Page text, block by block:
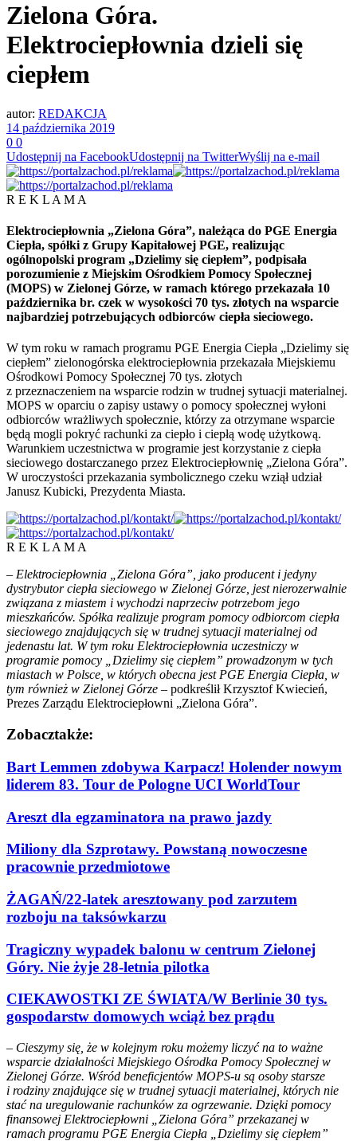
Zielona Góra.
Elektrociepłownia dzieli się
ciepłem
autor: REDAKCJA
14 października 2019
0 0
Udostępnij na FacebookUdostępnij na TwitterWyślij na e-mail
R E K L A M A
Elektrociepłownia „Zielona Góra”, należąca do PGE Energia
Ciepła, spółki z Grupy Kapitałowej PGE, realizując
ogólnopolski program „Dzielimy się ciepłem”, podpisała
porozumienie z Miejskim Ośrodkiem Pomocy Społecznej
(MOPS) w Zielonej Górze, w ramach którego przekazała 10
października br. czek w wysokości 70 tys. złotych na wsparcie
najbardziej potrzebujących odbiorców ciepła sieciowego.
W tym roku w ramach programu PGE Energia Ciepła „Dzielimy się
ciepłem” zielonogórska elektrociepłownia przekazała Miejskiemu
Ośrodkowi Pomocy Społecznej 70 tys. złotych
z przeznaczeniem na wsparcie rodzin w trudnej sytuacji materialnej.
MOPS w oparciu o zapisy ustawy o pomocy społecznej wyłoni
odbiorców wrażliwych społecznie, którzy za otrzymane wsparcie
będą mogli pokryć rachunki za ciepło i ciepłą wodę użytkową.
Warunkiem uczestnictwa w programie jest korzystanie z ciepła
sieciowego dostarczanego przez Elektrociepłownię „Zielona Góra”.
W uroczystości przekazania symbolicznego czeku wziął udział
Janusz Kubicki, Prezydenta Miasta.
R E K L A M A
– Elektrociepłownia „Zielona Góra”, jako producent i jedyny
dystrybutor ciepła sieciowego w Zielonej Górze, jest nierozerwalnie
związana z miastem i wychodzi naprzeciw potrzebom jego
mieszkańców. Spółka realizuje program pomocy odbiorcom ciepła
sieciowego znajdujących się w trudnej sytuacji materialnej od
jedenastu lat. W tym roku Elektrociepłownia uczestniczy w
programie pomocy „Dzielimy się ciepłem” prowadzonym w tych
miastach w Polsce, w których obecna jest PGE Energia Ciepła, w
tym również w Zielonej Górze – podkreślił Krzysztof Kwiecień,
Prezes Zarządu Elektrociepłowni „Zielona Góra”.
Zobacztakże:
Bart Lemmen zdobywa Karpacz! Holender nowym
liderem 83. Tour de Pologne UCI WorldTour
Areszt dla egzaminatora na prawo jazdy
Miliony dla Szprotawy. Powstaną nowoczesne
pracownie przedmiotowe
ŻAGAŃ/22-latek aresztowany pod zarzutem
rozboju na taksówkarzu
Tragiczny wypadek balonu w centrum Zielonej
Góry. Nie żyje 28-letnia pilotka
CIEKAWOSTKI ZE ŚWIATA/W Berlinie 30 tys.
gospodarstw domowych wciąż bez prądu
– Cieszymy się, że w kolejnym roku możemy liczyć na to ważne
wsparcie działalności Miejskiego Ośrodka Pomocy Społecznej w
Zielonej Górze. Wśród beneficjentów MOPS-u są osoby starsze
i rodziny znajdujące się w trudnej sytuacji materialnej, których nie
stać na uregulowanie rachunków za ogrzewanie. Dzięki pomocy
finansowej Elektrociepłowni „Zielona Góra” przekazanej w
ramach programu PGE Energia Ciepła „Dzielimy się ciepłem”